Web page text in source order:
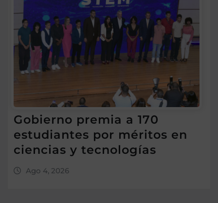
Gobierno premia a 170
estudiantes por méritos en
ciencias y tecnologías
Ago 4, 2026